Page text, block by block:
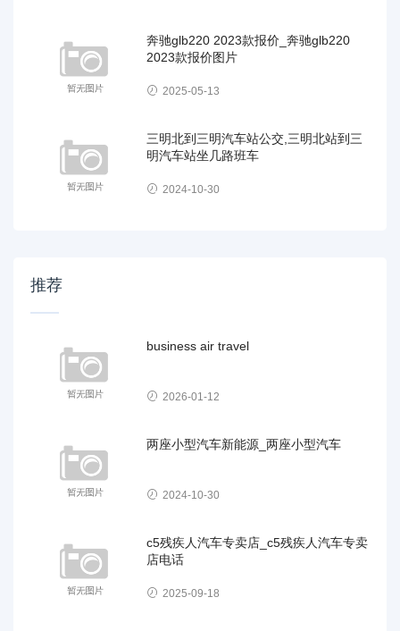
奔驰glb220 2023款报价_奔驰glb220
2023款报价图片
2025-05-13
三明北到三明汽车站公交,三明北站到三
明汽车站坐几路班车
2024-10-30
推荐
business air travel
2026-01-12
两座小型汽车新能源_两座小型汽车
2024-10-30
c5残疾人汽车专卖店_c5残疾人汽车专卖
店电话
2025-09-18